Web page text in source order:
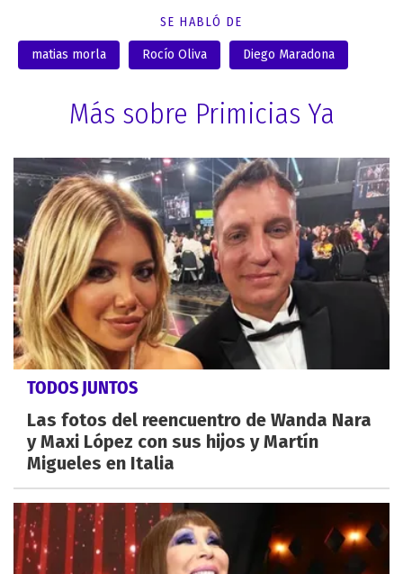
SE HABLÓ DE
matias morla Rocío Oliva Diego Maradona
Más sobre Primicias Ya
TODOS JUNTOS
Las fotos del reencuentro de Wanda Nara
y Maxi López con sus hijos y Martín
Migueles en Italia